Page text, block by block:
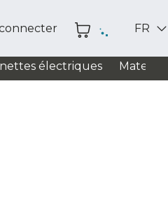
FR
électriques Matelas